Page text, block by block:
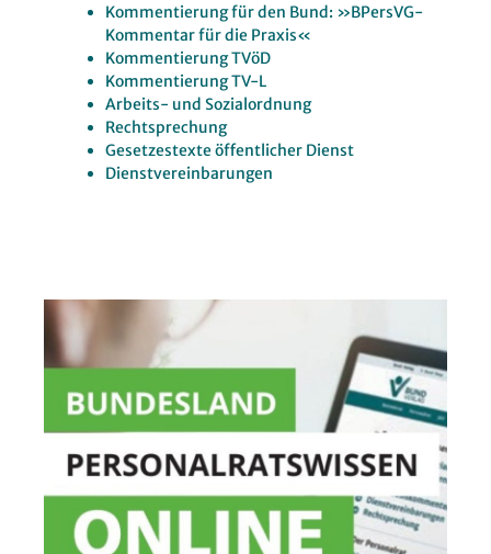
Kommentierung für den Bund: »BPersVG-
Kommentar für die Praxis«
Kommentierung TVöD
Kommentierung TV-L
Arbeits- und Sozialordnung
Rechtsprechung
Gesetzestexte öffentlicher Dienst
Dienstvereinbarungen